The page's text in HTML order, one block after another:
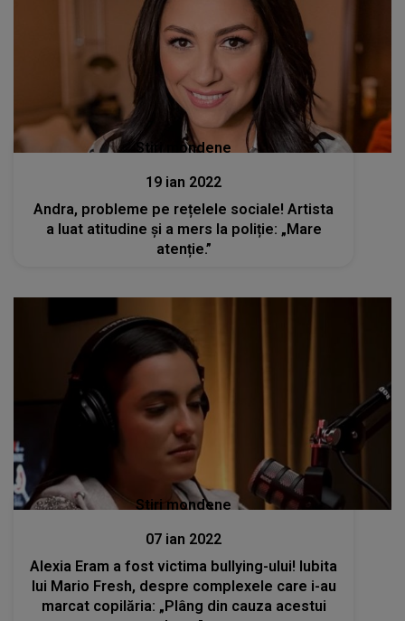
Stiri mondene
19 ian 2022
Andra, probleme pe rețelele sociale! Artista
a luat atitudine și a mers la poliție: „Mare
atenție.”
Stiri mondene
07 ian 2022
Alexia Eram a fost victima bullying-ului! Iubita
lui Mario Fresh, despre complexele care i-au
marcat copilăria: „Plâng din cauza acestui